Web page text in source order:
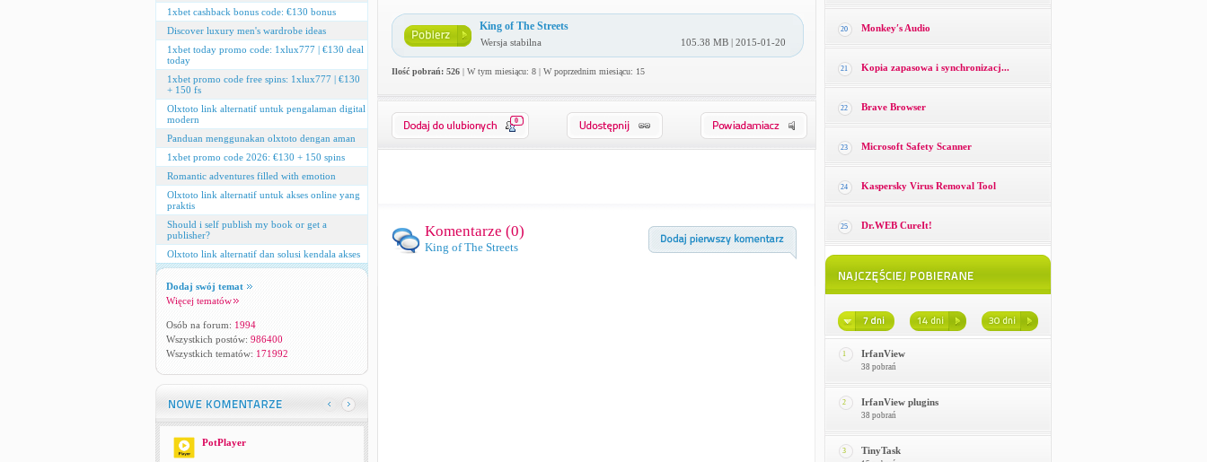
1xbet cashback bonus code: €130 bonus
Discover luxury men's wardrobe ideas
1xbet today promo code: 1xlux777 | €130 deal
today
1xbet promo code free spins: 1xlux777 | €130
+ 150 fs
Olxtoto link alternatif untuk pengalaman digital
modern
Panduan menggunakan olxtoto dengan aman
1xbet promo code 2026: €130 + 150 spins
Romantic adventures filled with emotion
Olxtoto link alternatif untuk akses online yang
praktis
Should i self publish my book or get a
publisher?
Olxtoto link alternatif dan solusi kendala akses
Dodaj swój temat
Więcej tematów
Osób na forum: 1994
Wszystkich postów: 986400
Wszystkich tematów: 171992
PotPlayer
King of The Streets
Wersja stabilna 105.38 MB | 2015-01-20
Ilość pobrań: 526| W tym miesiącu: 8 | W poprzednim miesiącu: 15
0
Komentarze (0)
King of The Streets
20 Monkey′s Audio
21 Kopia zapasowa i synchronizacj...
22 Brave Browser
23 Microsoft Safety Scanner
24 Kaspersky Virus Removal Tool
25 Dr.WEB CureIt!
1 IrfanView
38 pobrań
2 IrfanView plugins
38 pobrań
3 TinyTask